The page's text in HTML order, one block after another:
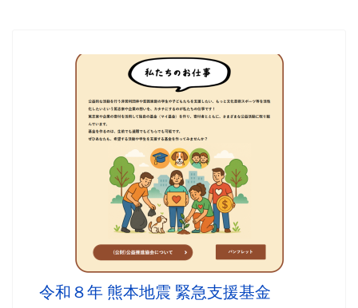
令和８年 熊本地震 緊急支援基金